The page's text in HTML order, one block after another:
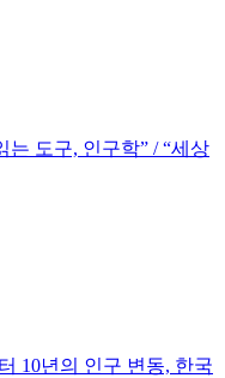
는 도구, 인구학” / “세상
10년의 인구 변동, 한국